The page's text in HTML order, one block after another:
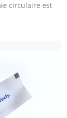
circulaire est